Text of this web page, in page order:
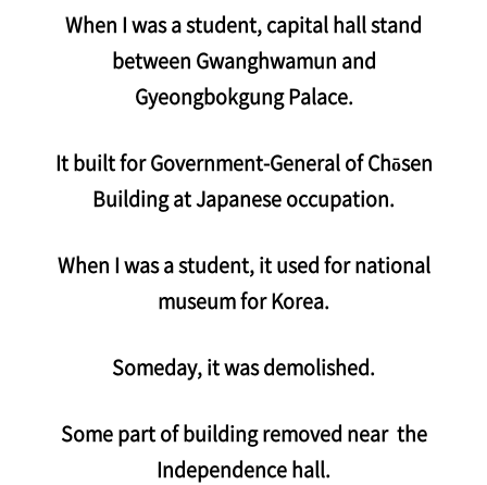
When I was a student, capital hall stand
between Gwanghwamun and
Gyeongbokgung Palace.
It built forGovernment-General of Chōsen
Building atJapanese occupation.
When I was a student, it used for national
museum for Korea.
Someday, it was demolished.
Some part of building removed near the
Independence hall.